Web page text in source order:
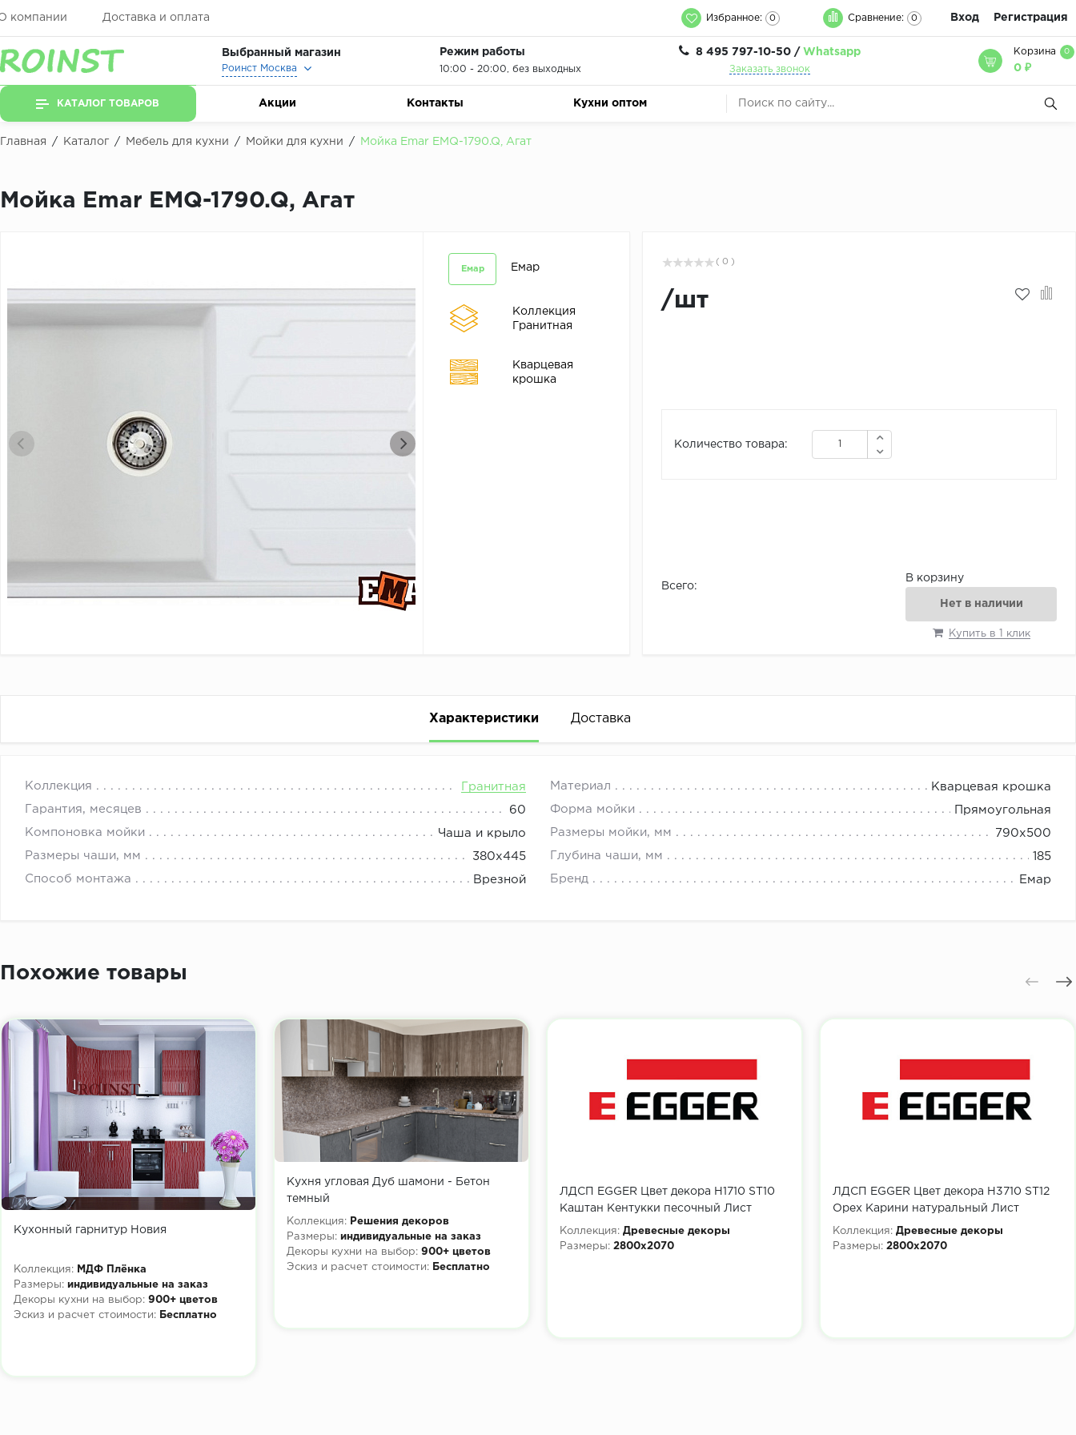
компании Доставка и оплата Избранное: 0 Сравнение: 0 Вход Регистрация
Выбранный магазин
Роинст Москва
Режим работы
10:00 - 20:00, без выходных
8 495 797-10-50 / Whatsapp
Заказать звонок
Корзина 0
0 ₽
КАТАЛОГ ТОВАРОВ Акции Контакты Кухни оптом
Главная / Каталог / Мебель для кухни / Мойки для кухни / Мойка Emar EMQ-1790.Q, Агат
Мойка Emar EMQ-1790.Q, Агат
Емар Емар
Коллекция
Гранитная
Кварцевая
крошка
( 0 )
/шт
Количество товара:
Всего:
В корзину
Нет в наличии
Купить в 1 клик
Характеристики Доставка
Коллекция Гранитная Материал Кварцевая крошка
Гарантия, месяцев 60 Форма мойки Прямоугольная
Компоновка мойки Чаша и крыло Размеры мойки, мм 790х500
Размеры чаши, мм 380х445 Глубина чаши, мм 185
Способ монтажа Врезной Бренд Емар
Похожие товары
Кухонный гарнитур Новия
Коллекция:
МДФ Плёнка
Размеры: индивидуальные на заказ
Декоры кухни на выбор: 900+ цветов
Эскиз и расчет стоимости:
Бесплатно
Кухня угловая Дуб шамони - Бетон
темный
Коллекция:
Решения декоров
Размеры: индивидуальные на заказ
Декоры кухни на выбор: 900+ цветов
Эскиз и расчет стоимости:
Бесплатно
ЛДСП EGGER Цвет декора H1710 ST10
Каштан Кентукки песочный Лист
2800x2070х16 мм
Коллекция: Древесные декоры
Размеры: 2800x2070
ЛДСП EGGER Цвет декора H3710 ST12
Орех Карини натуральный Лист
2800x2070х16 мм
Коллекция: Древесные декоры
Размеры: 2800x2070